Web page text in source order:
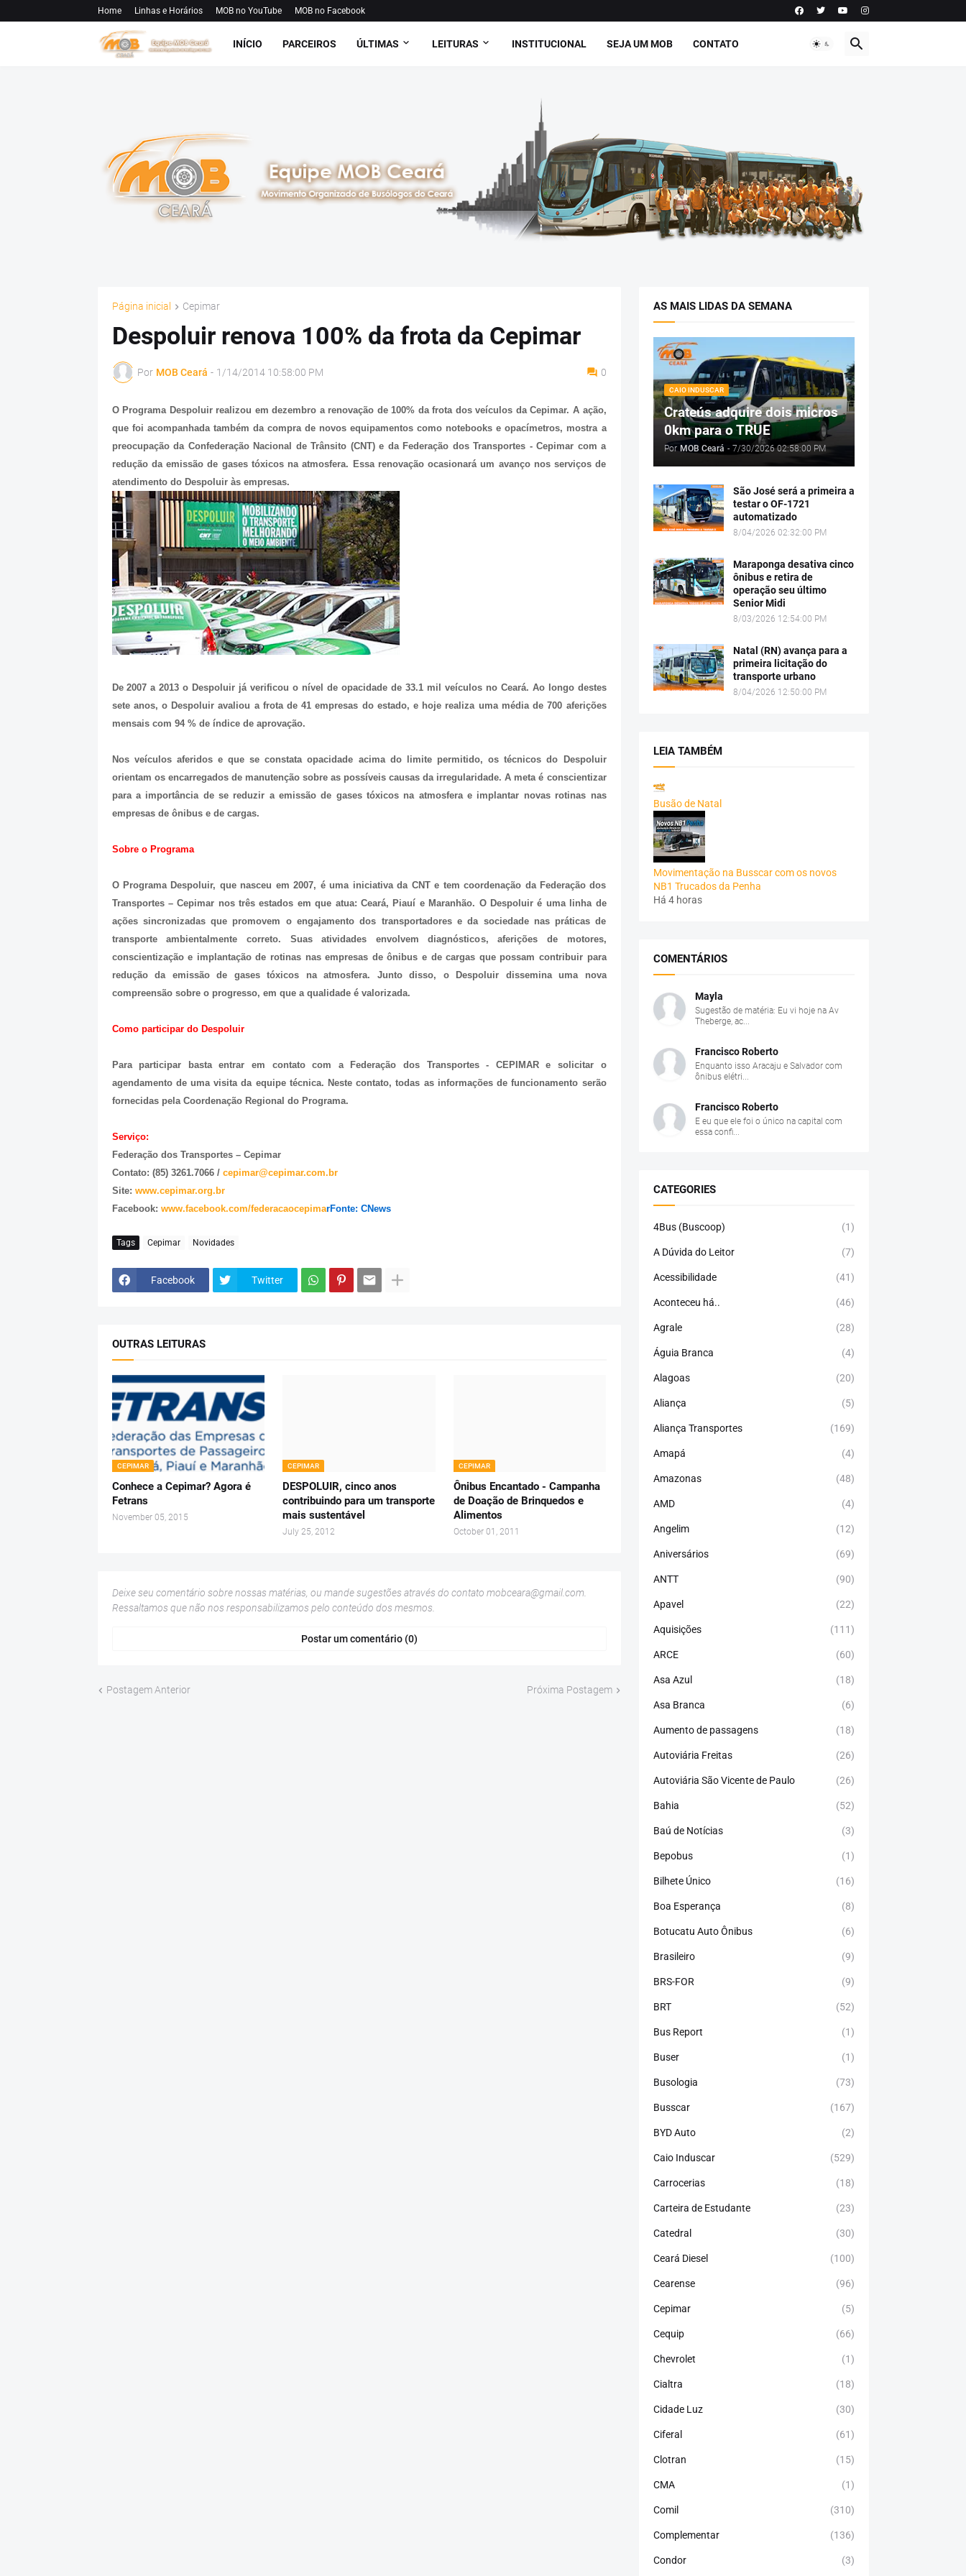
Home Linhas e Horários MOB no YouTube MOB no Facebook
INÍCIO PARCEIROS ÚLTIMAS LEITURAS INSTITUCIONAL SEJA UM MOB CONTATO
Página inicial Cepimar
Despoluir renova 100% da frota da Cepimar
Por MOB Ceará - 1/14/2014 10:58:00 PM 0
O Programa Despoluir realizou em dezembro a renovação de 100% da frota dos veículos da Cepimar. A ação,
que foi acompanhada também da compra de novos equipamentos como notebooks e opacímetros, mostra a
preocupação da Confederação Nacional de Trânsito (CNT) e da Federação dos Transportes - Cepimar com a
redução da emissão de gases tóxicos na atmosfera. Essa renovação ocasionará um avanço nos serviços de
atendimento do Despoluir às empresas.
De 2007 a 2013 o Despoluir já verificou o nível de opacidade de 33.1 mil veículos no Ceará. Ao longo destes
sete anos, o Despoluir avaliou a frota de 41 empresas do estado, e hoje realiza uma média de 700 aferições
mensais com 94 % de índice de aprovação.
Nos veículos aferidos e que se constata opacidade acima do limite permitido, os técnicos do Despoluir
orientam os encarregados de manutenção sobre as possíveis causas da irregularidade. A meta é conscientizar
para a importância de se reduzir a emissão de gases tóxicos na atmosfera e implantar novas rotinas nas
empresas de ônibus e de cargas.
Sobre o Programa
O Programa Despoluir, que nasceu em 2007, é uma iniciativa da CNT e tem coordenação da Federação dos
Transportes – Cepimar nos três estados em que atua: Ceará, Piauí e Maranhão. O Despoluir é uma linha de
ações sincronizadas que promovem o engajamento dos transportadores e da sociedade nas práticas de
transporte ambientalmente correto. Suas atividades envolvem diagnósticos, aferições de motores,
conscientização e implantação de rotinas nas empresas de ônibus e de cargas que possam contribuir para
redução da emissão de gases tóxicos na atmosfera. Junto disso, o Despoluir dissemina uma nova
compreensão sobre o progresso, em que a qualidade é valorizada.
Como participar do Despoluir
Para participar basta entrar em contato com a Federação dos Transportes - CEPIMAR e solicitar o
agendamento de uma visita da equipe técnica. Neste contato, todas as informações de funcionamento serão
fornecidas pela Coordenação Regional do Programa.
Serviço:
Federação dos Transportes – Cepimar
Contato: (85) 3261.7066 / cepimar@cepimar.com.br
Site: www.cepimar.org.br
Facebook: www.facebook.com/federacaocepimarFonte: CNews
Tags Cepimar Novidades
Facebook Twitter
OUTRAS LEITURAS
CEPIMAR
Conhece a Cepimar? Agora é
Fetrans
November 05, 2015
CEPIMAR
DESPOLUIR, cinco anos
contribuindo para um transporte
mais sustentável
July 25, 2012
CEPIMAR
Ônibus Encantado - Campanha
de Doação de Brinquedos e
Alimentos
October 01, 2011
Deixe seu comentário sobre nossas matérias, ou mande sugestões através do contato mobceara@gmail.com.
Ressaltamos que não nos responsabilizamos pelo conteúdo dos mesmos.
Postar um comentário (0)
Postagem Anterior Próxima Postagem
AS MAIS LIDAS DA SEMANA
CAIO INDUSCAR
Crateús adquire dois micros
0km para o TRUE
Por MOB Ceará - 7/30/2026 02:58:00 PM
São José será a primeira a
testar o OF-1721
automatizado
8/04/2026 02:32:00 PM
Maraponga desativa cinco
ônibus e retira de
operação seu último
Senior Midi
8/03/2026 12:54:00 PM
Natal (RN) avança para a
primeira licitação do
transporte urbano
8/04/2026 12:50:00 PM
LEIA TAMBÉM
Busão de Natal
Movimentação na Busscar com os novos
NB1 Trucados da Penha
Há 4 horas
COMENTÁRIOS
Mayla
Sugestão de matéria: Eu vi hoje na Av
Theberge, ac...
Francisco Roberto
Enquanto isso Aracaju e Salvador com
ônibus elétri...
Francisco Roberto
E eu que ele foi o único na capital com
essa confi...
CATEGORIES
4Bus (Buscoop) (1)
A Dúvida do Leitor (7)
Acessibilidade (41)
Aconteceu há.. (46)
Agrale (28)
Águia Branca (4)
Alagoas (20)
Aliança (5)
Aliança Transportes (169)
Amapá (4)
Amazonas (48)
AMD (4)
Angelim (12)
Aniversários (69)
ANTT (90)
Apavel (22)
Aquisições (111)
ARCE (60)
Asa Azul (18)
Asa Branca (6)
Aumento de passagens (18)
Autoviária Freitas (26)
Autoviária São Vicente de Paulo (26)
Bahia (52)
Baú de Notícias (3)
Bepobus (1)
Bilhete Único (16)
Boa Esperança (8)
Botucatu Auto Ônibus (6)
Brasileiro (9)
BRS-FOR (9)
BRT (52)
Bus Report (1)
Buser (1)
Busologia (73)
Busscar (167)
BYD Auto (2)
Caio Induscar (529)
Carrocerias (18)
Carteira de Estudante (23)
Catedral (30)
Ceará Diesel (100)
Cearense (96)
Cepimar (5)
Cequip (66)
Chevrolet (1)
Cialtra (18)
Cidade Luz (30)
Ciferal (61)
Clotran (15)
CMA (1)
Comil (310)
Complementar (136)
Condor (3)